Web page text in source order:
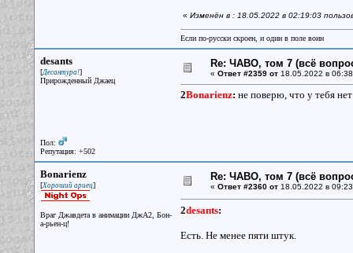
« Изменён в : 18.05.2022 в 02:19:03
Если по-русски скроен, и один в поле воин
desants
[Десантура!]
Прирожденный Джаец
Пол:
Репутация: +502
Re: ЧАВО, том 7 (всё
« Ответ #2359 от18.05.2022 в
2Bonarienz: не поверю, что у тебя
Bonarienz
[Хороший ариец]
Враг Джавдета в анимации ДжА2, Бон-
а-рьен-ц!
Re: ЧАВО, том 7 (всё
« Ответ #2360 от18.05.2022 в
2desants:
Есть. Не менее пяти штук.